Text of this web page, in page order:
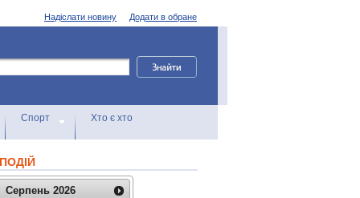
Додати в обране
Надіслати новину
Спорт Хто є хто
Серпень 2026